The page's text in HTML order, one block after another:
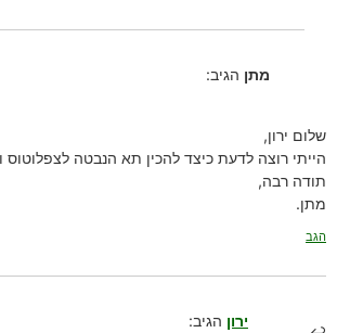
מתן הגיב:
שלום ירון,
הייתי רוצה לדעת כיצד להכין תא הנבטה לצפלוטוס
תודה רבה,
מתן.
הגב
ירון הגיב: